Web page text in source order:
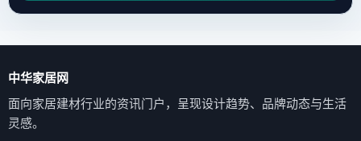
中华家居网
面向家居建材行业的资讯门户，呈现设计趋势、品牌动态与生活
灵感。